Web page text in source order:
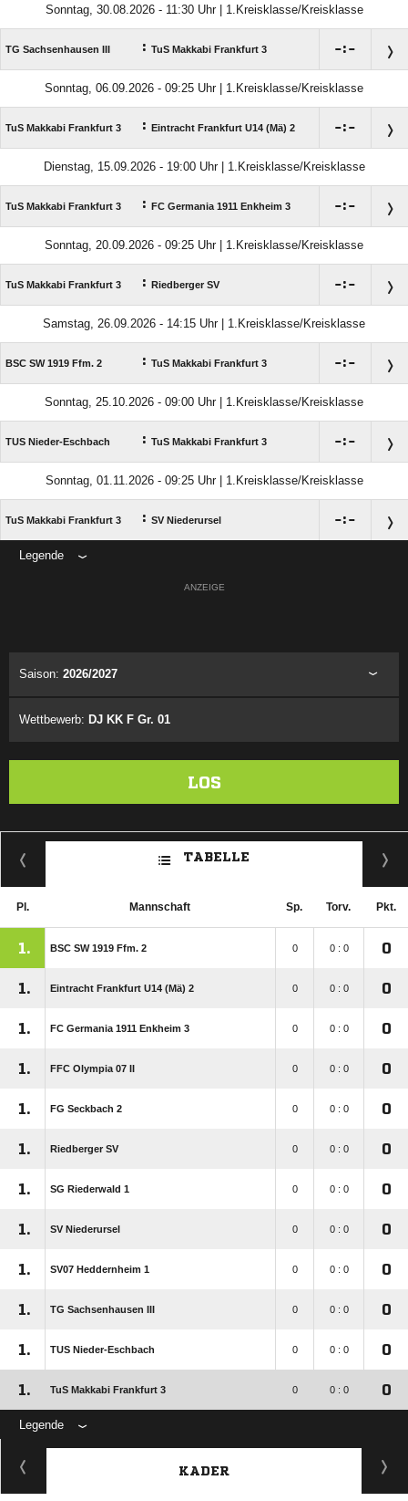
Sonntag, 30.08.2026 - 11:30 Uhr | 1.Kreisklasse/Kreisklasse
TG Sachsenhausen III : TuS Makkabi Frankfurt 3 :
Sonntag, 06.09.2026 - 09:25 Uhr | 1.Kreisklasse/Kreisklasse
TuS Makkabi Frankfurt 3 : Eintracht Frankfurt U14 (Mä) 2 :
Dienstag, 15.09.2026 - 19:00 Uhr | 1.Kreisklasse/Kreisklasse
TuS Makkabi Frankfurt 3 : FC Germania 1911 Enkheim 3 :
Sonntag, 20.09.2026 - 09:25 Uhr | 1.Kreisklasse/Kreisklasse
TuS Makkabi Frankfurt 3 : Riedberger SV :
Samstag, 26.09.2026 - 14:15 Uhr | 1.Kreisklasse/Kreisklasse
BSC SW 1919 Ffm. 2 : TuS Makkabi Frankfurt 3 :
Sonntag, 25.10.2026 - 09:00 Uhr | 1.Kreisklasse/Kreisklasse
TUS Nieder-Eschbach : TuS Makkabi Frankfurt 3 :
Sonntag, 01.11.2026 - 09:25 Uhr | 1.Kreisklasse/Kreisklasse
TuS Makkabi Frankfurt 3 : SV Niederursel :
Legende
ANZEIGE
Saison: 2026/2027
Wettbewerb: DJ KK F Gr. 01
LOS
TABELLE
Pl. Mannschaft Sp. Torv. Pkt.
1. BSC SW 1919 Ffm. 2 0 0 : 0 0
1. Eintracht Frankfurt U14 (Mä) 2 0 0 : 0 0
1. FC Germania 1911 Enkheim 3 0 0 : 0 0
1. FFC Olympia 07 II 0 0 : 0 0
1. FG Seckbach 2 0 0 : 0 0
1. Riedberger SV 0 0 : 0 0
1. SG Riederwald 1 0 0 : 0 0
1. SV Niederursel 0 0 : 0 0
1. SV07 Heddernheim 1 0 0 : 0 0
1. TG Sachsenhausen III 0 0 : 0 0
1. TUS Nieder-Eschbach 0 0 : 0 0
1. TuS Makkabi Frankfurt 3 0 0 : 0 0
Legende
KADER